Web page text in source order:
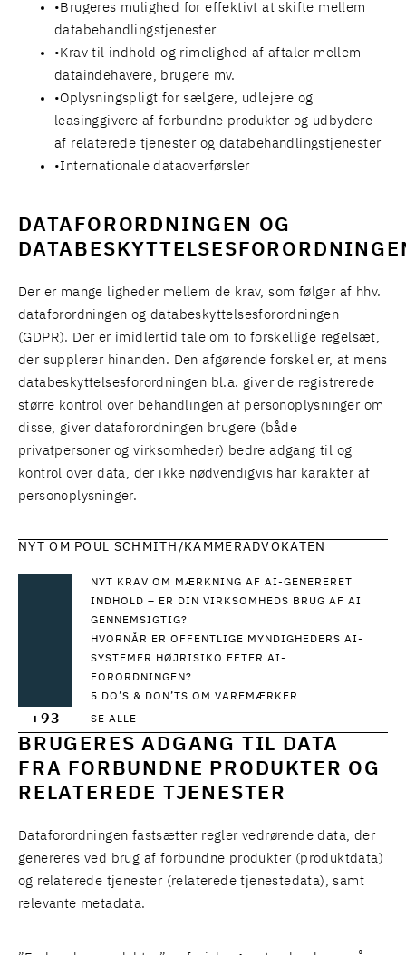
Brugeres mulighed for effektivt at skifte mellem
databehandlingstjenester
Krav til indhold og rimelighed af aftaler mellem
dataindehavere, brugere mv.
Oplysningspligt for sælgere, udlejere og
leasinggivere af forbundne produkter og udbydere
af relaterede tjenester og databehandlingstjenester
Internationale dataoverførsler
DATAFORORDNINGEN OG
Der er mange ligheder mellem de krav, som følger af hhv.
dataforordningen og databeskyttelsesforordningen
(GDPR). Der er imidlertid tale om to forskellige regelsæt,
der supplerer hinanden. Den afgørende forskel er, at mens
databeskyttelsesforordningen bl.a. giver de registrerede
større kontrol over behandlingen af personoplysninger om
disse, giver dataforordningen brugere (både
privatpersoner og virksomheder) bedre adgang til og
kontrol over data, der ikke nødvendigvis har karakter af
personoplysninger.
NYT OM POUL SCHMITH/KAMMERADVOKATEN
NYT KRAV OM MÆRKNING AF AI-GENERERET
INDHOLD – ER DIN VIRKSOMHEDS BRUG AF AI
GENNEMSIGTIG?
HVORNÅR ER OFFENTLIGE MYNDIGHEDERS AI-
SYSTEMER HØJRISIKO EFTER AI-
FORORDNINGEN?
5 DO’S & DON’TS OM VAREMÆRKER
+93 SE ALLE
BRUGERES ADGANG TIL DATA
FRA FORBUNDNE PRODUKTER OG
RELATEREDE TJENESTER
Dataforordningen fastsætter regler vedrørende data, der
genereres ved brug af forbundne produkter (produktdata)
og relaterede tjenester (relaterede tjenestedata), samt
relevante metadata.